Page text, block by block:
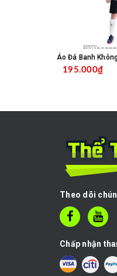
195.000₫
Theo dõi
Chấp nhận